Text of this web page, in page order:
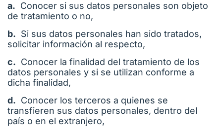
a. Conocer si sus datos personales son objeto
de tratamiento o no,
b. Si sus datos personales han sido tratados,
solicitar información al respecto,
c. Conocer la finalidad del tratamiento de los
datos personales y si se utilizan conforme a
dicha finalidad,
d. Conocer los terceros a quienes se
transfieren sus datos personales, dentro del
país o en el extranjero,